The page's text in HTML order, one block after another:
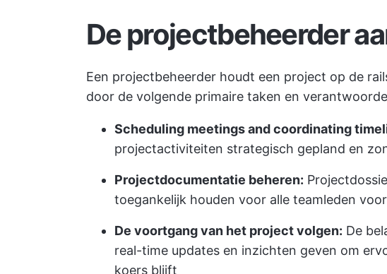
De projectbeheerder
Een projectbeheerder houdt een project op de
door de volgende primaire taken en
Scheduling meetings and coordinating
projectactiviteiten strategisch gepland en
Projectdocumentatie beheren:
toegankelijk houden voor alle teamleden
De voortgang van het project volgen: De
real-time updates en inzichten geven om
koers blijft